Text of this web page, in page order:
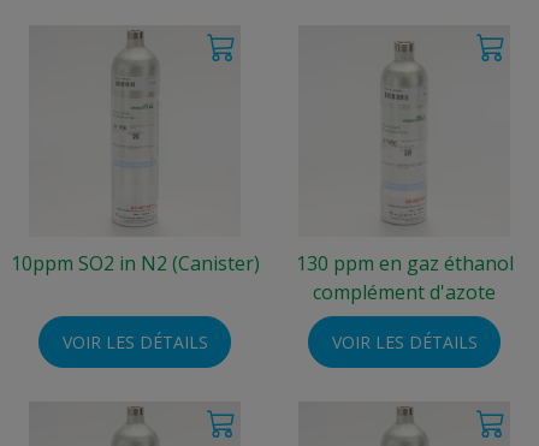
10ppm SO2 in N2 (Canister)
VOIR LES DÉTAILS
130 ppm en gaz éthanol
complément d'azote
VOIR LES DÉTAILS